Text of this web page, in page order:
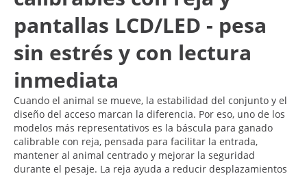
pantallas LCD/LED - pesa
sin estrés y con lectura
inmediata
Cuando el animal se mueve, la estabilidad del conjunto y el
diseño del acceso marcan la diferencia. Por eso, uno de los
modelos más representativos es la báscula para ganado
calibrable con reja, pensada para facilitar la entrada,
mantener al animal centrado y mejorar la seguridad
durante el pesaje. La reja ayuda a reducir desplazamientos